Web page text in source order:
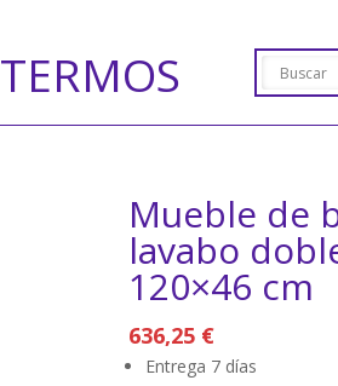
TERMOS
Mueble de
lavabo
120×46 cm
636,25 €
Entrega 7 días